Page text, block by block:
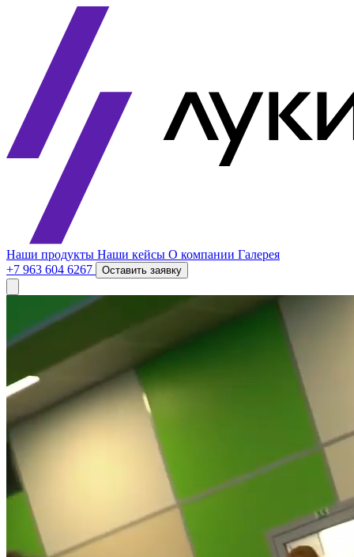
Наши продукты Наши кейсы О компании Галерея
+7 963 604 6267
Оставить заявку